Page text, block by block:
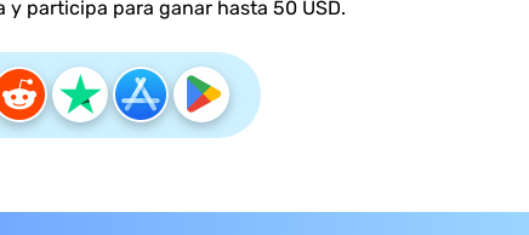
y participa para ganar hasta 50 USD.